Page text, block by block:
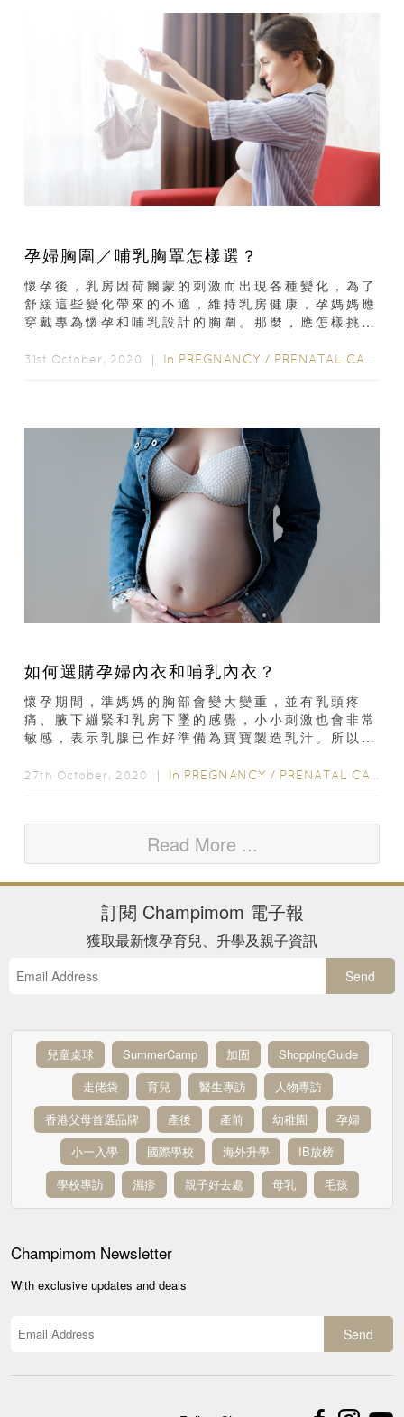
孕婦胸圍／哺乳胸罩怎樣選？
懷孕後，乳房因荷爾蒙的刺激而出現各種變化，為了
舒緩這些變化帶來的不適，維持乳房健康，孕媽媽應
穿戴專為懷孕和哺乳設計的胸圍。那麼，應怎樣挑選
期間...
31st October, 2020 ｜ In PREGNANCY / PRENATAL CARE
如何選購孕婦內衣和哺乳內衣？
懷孕期間，準媽媽的胸部會變大變重，並有乳頭疼
痛、腋下繃緊和乳房下墜的感覺，小小刺激也會非常
敏感，表示乳腺已作好準備為寶寶製造乳汁。所以當
27th October, 2020 ｜ In PREGNANCY / PRENATAL CARE
Read More ...
訂閱 Champimom 電子報
獲取最新懷孕育兒、升學及親子資訊
Send
兒童桌球 SummerCamp 加固
ShoppingGuide
走佬袋
育兒 醫生專訪
人物專訪
香港父母首選品牌
產後 產前 幼稚園
孕婦
小一入學
國際學校 海外升學
IB放榜
學校專訪
濕疹 親子好去處 母乳 毛孩
Champimom Newsletter
With exclusive updates and deals
Send